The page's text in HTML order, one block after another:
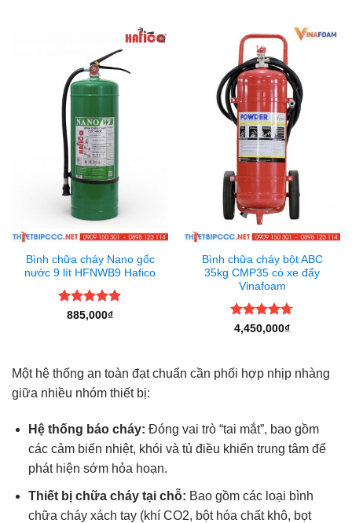
Bình chữa cháy Nano gốc
nước 9 lít HFNWB9 Hafico
Được xếp
885,000₫
Bình chữa cháy bột ABC
35kg CMP35 có xe đẩy
Vinafoam
Được xếp
4,450,000₫
Một hệ thống an toàn đạt chuẩn cần phối hợp nhịp nhàng
giữa nhiều nhóm thiết bị:
Hệ thống báo cháy: Đóng vai trò “tai mắt”, bao gồm
các cảm biến nhiệt, khói và tủ điều khiển trung tâm để
phát hiện sớm hỏa hoạn.
Thiết bị chữa cháy tại chỗ: Bao gồm các loại bình
chữa cháy xách tay (khí CO2, bột hóa chất khô, bọt